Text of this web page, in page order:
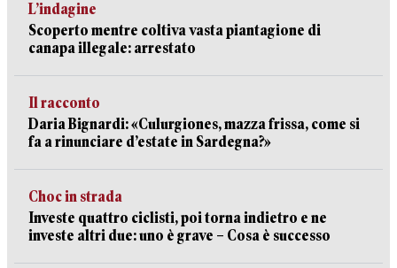
L’indagine
Scoperto mentre coltiva vasta piantagione di
canapa illegale: arrestato
Il racconto
Daria Bignardi: «Culurgiones, mazza frissa, come si
fa a rinunciare d’estate in Sardegna?»
Choc in strada
Investe quattro ciclisti, poi torna indietro e ne
investe altri due: uno è grave – Cosa è successo